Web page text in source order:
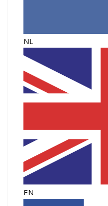
NL
EN